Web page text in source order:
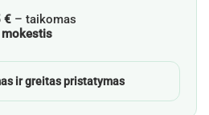
€ – taikomas
ir greitas pristatymas